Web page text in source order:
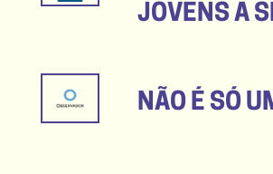
JOVENS A
NÃO É SÓ